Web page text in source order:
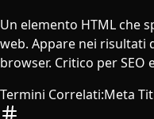
Un elemento HTML che
web. Appare nei risultati
browser. Critico per SEO
Termini Correlati:Meta